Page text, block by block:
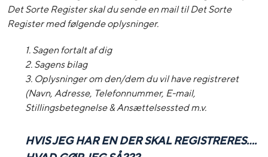
Det Sorte Register skal du sende en mail til Det Sorte
Register med følgende oplysninger.
1. Sagen fortalt af dig
2. Sagens bilag
3. Oplysninger om den/dem du vil have registreret
(Navn, Adresse, Telefonnummer, E-mail,
Stillingsbetegnelse & Ansættelsessted m.v.
HVIS JEG HAR EN DER SKAL REGISTRERES….